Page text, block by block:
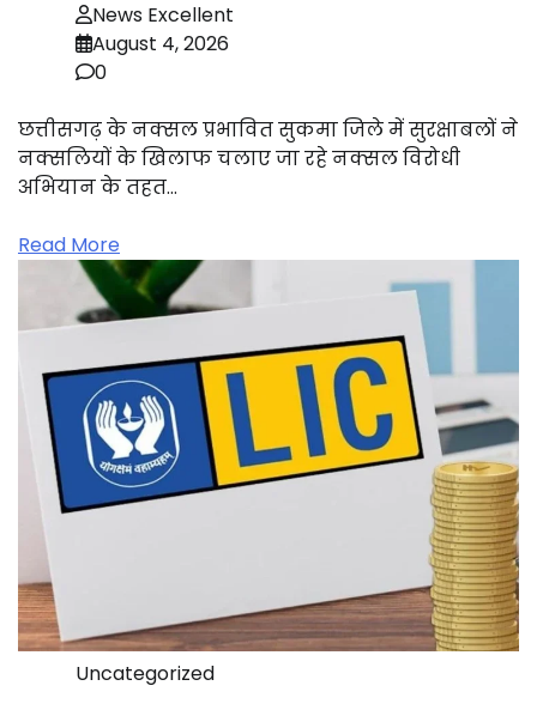
News Excellent
August 4, 2026
0
छत्तीसगढ़ के नक्सल प्रभावित सुकमा जिले में सुरक्षाबलों ने
नक्सलियों के खिलाफ चलाए जा रहे नक्सल विरोधी
अभियान के तहत…
Read More
Uncategorized